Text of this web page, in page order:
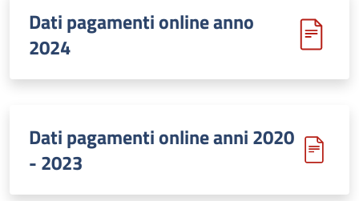
Dati pagamenti online anno
2024
Dati pagamenti online anni 2020
- 2023